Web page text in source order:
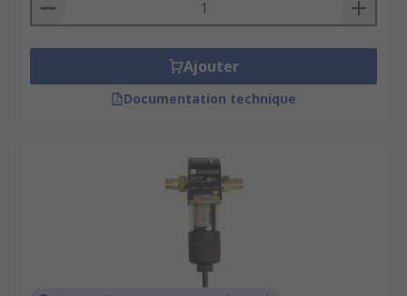
Ajouter
Documentation technique